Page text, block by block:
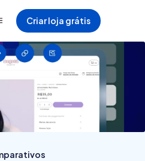
Criar loja grátis